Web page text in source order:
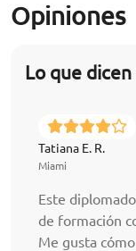
Opiniones
Lo que
Tatiana E. R.
Miami
Este
de formación
Me gusta